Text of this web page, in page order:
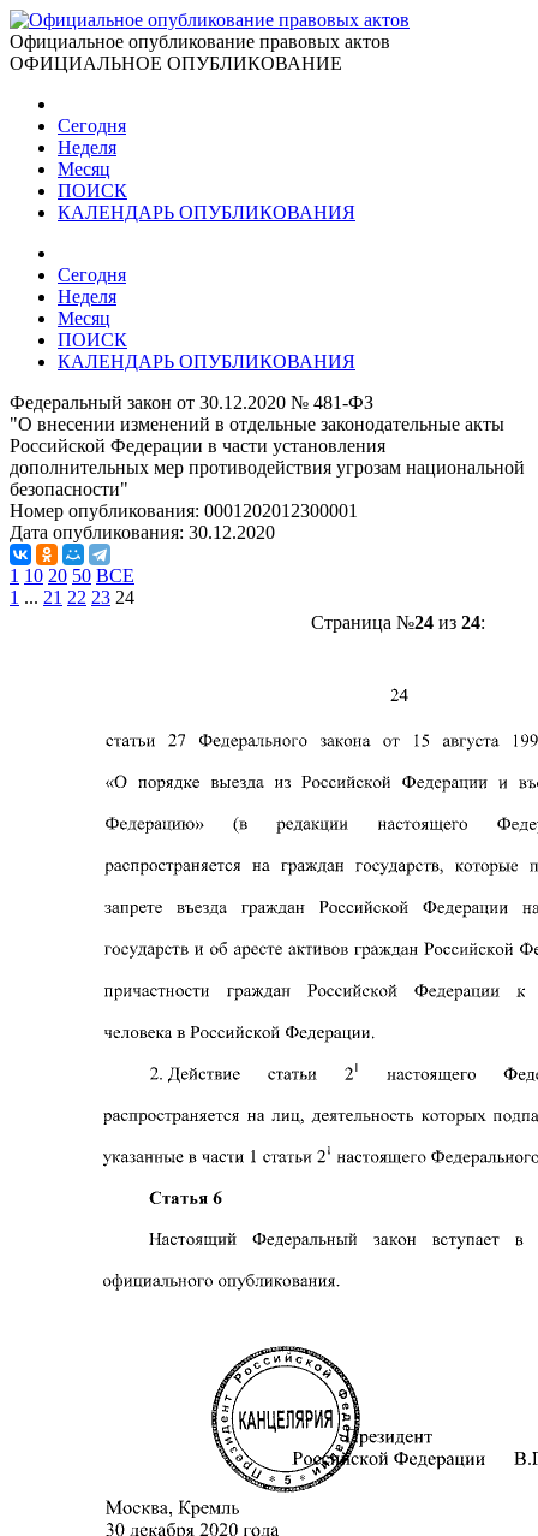
Официальное опубликование правовых актов
ОФИЦИАЛЬНОЕ ОПУБЛИКОВАНИЕ
Сегодня
Неделя
Месяц
ПОИСК
КАЛЕНДАРЬ ОПУБЛИКОВАНИЯ
Сегодня
Неделя
Месяц
ПОИСК
КАЛЕНДАРЬ ОПУБЛИКОВАНИЯ
Федеральный закон от 30.12.2020 № 481-ФЗ
"О внесении изменений в отдельные законодательные акты
Российской Федерации в части установления
дополнительных мер противодействия угрозам национальной
безопасности"
Номер опубликования: 0001202012300001
Дата опубликования: 30.12.2020
1 10 20 50 ВСЕ
1 ... 21 22 23 24
Страница №24из 24: